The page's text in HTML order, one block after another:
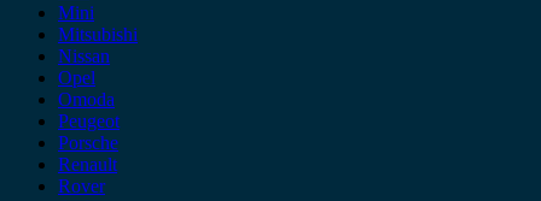
Mini
Mitsubishi
Nissan
Opel
Omoda
Peugeot
Porsche
Renault
Rover